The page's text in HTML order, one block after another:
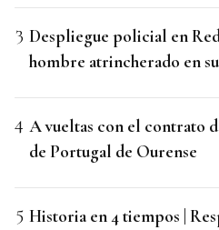
Despliegue policial en
hombre atrincherado en
A vueltas con el contrato
de Portugal de Ourense
Historia en 4 tiempos |